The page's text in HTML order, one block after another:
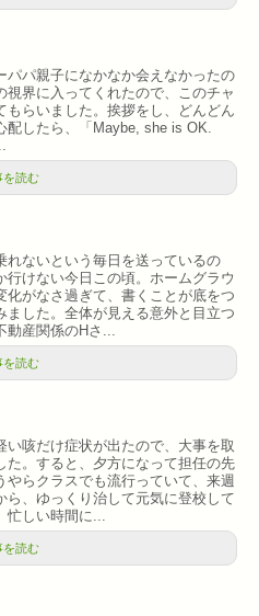
パ親子になかなか会えなかったの
界に入ってくれたので、このチャ
もらいました。挨拶をし、どんどん
配したら、「Maybe, she is OK.
を読む
れないという毎日を送っているの
けない今日この頃。ホームグラウ
化がなさ過ぎて、書くことが底をつ
ました。全体が見える意外と目立つ
動産関係のHさ...
を読む
咳だけ症状が出たので、大事を取
た。すると、夕方になって担任の先
らクラスでも流行っていて、来週
、ゆっくり治して元気に登校して
忙しい時間に...
を読む